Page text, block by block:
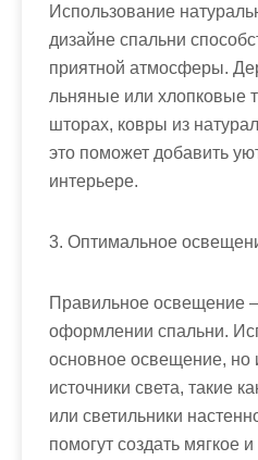
Использование
дизайне спальни
приятной атмосферы.
льняные или хлопковые
шторах, ковры из
это поможет добавить
интерьере.
3. Оптимальное
Правильное освещение
оформлении спальни.
основное освещение, но
источники света, такие
или светильники
помогут создать мягкое